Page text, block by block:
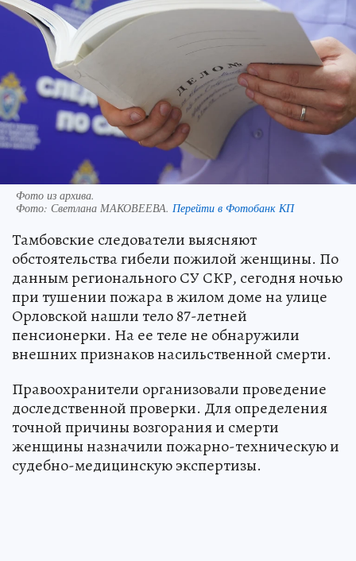
Фото из архива.
Фото: Светлана МАКОВЕЕВА. Перейти в Фотобанк КП
Тамбовские следователи выясняют
обстоятельства гибели пожилой женщины. По
данным регионального СУ СКР, сегодня ночью
при тушении пожара в жилом доме на улице
Орловской нашли тело 87-летней
пенсионерки. На ее теле не обнаружили
внешних признаков насильственной смерти.
Правоохранители организовали проведение
доследственной проверки. Для определения
точной причины возгорания и смерти
женщины назначили пожарно-техническую и
судебно-медицинскую экспертизы.